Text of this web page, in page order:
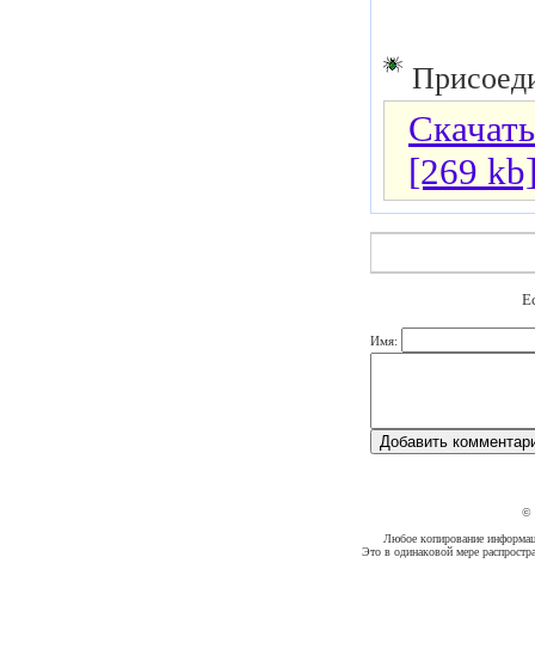
[269
Имя:
©
Любое копирование
Это в одинаковой мере